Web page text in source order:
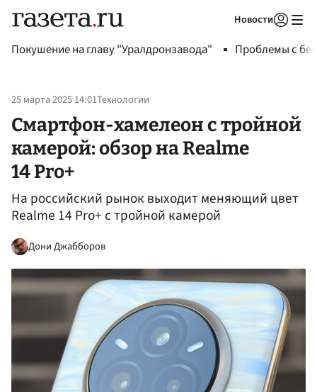
Новости
Покушение на главу "Уралдронзавода" Проблемы с
25 марта 2025 14:01Технологии
Смартфон-хамелеон с тройной
камерой: обзор на Realme
14 Pro+
На российский рынок выходит меняющий цвет
Realme 14 Pro+ с тройной камерой
Дони Джабборов